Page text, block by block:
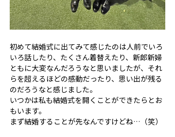
初めて結婚式に出てみて感じたのは人前でいろ
いろ話したり、たくさん着替えたり、新郎新婦
ともに大変なんだろうなと思いましたが、それ
らを超えるほどの感動だったり、思い出が残る
のだろうなと感じました。
いつかは私も結婚式を開くことができたらとお
もいます。
まず結婚することが先なんですけどね…（笑）